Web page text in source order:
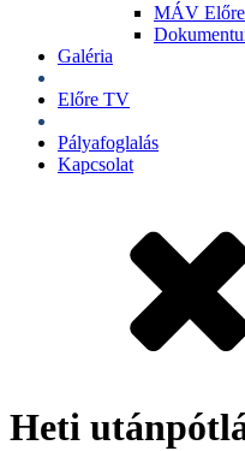
MÁV Előre
Galéria
Előre TV
Pályafoglalás
Kapcsolat
Heti